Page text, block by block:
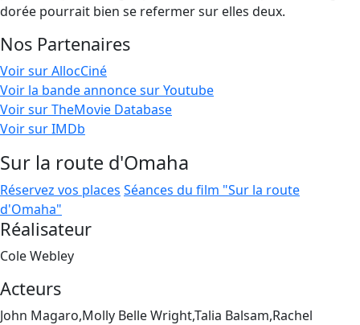
dorée pourrait bien se refermer sur elles deux.
Nos Partenaires
Voir sur AllocCiné
Voir la bande annonce sur Youtube
Voir sur TheMovie Database
Voir sur IMDb
Sur la route d'Omaha
Réservez vos places Séances du film "Sur la route
d'Omaha"
Réalisateur
Cole Webley
Acteurs
John Magaro,Molly Belle Wright,Talia Balsam,Rachel